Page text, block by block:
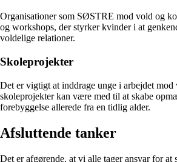
Organisationer som SØSTRE mod vold og
og workshops, der styrker kvinder i at
voldelige relationer.
Skoleprojekter
Det er vigtigt at inddrage unge i arbejdet
skoleprojekter kan være med til at skabe
forebyggelse allerede fra en tidlig alder.
Afsluttende tanker
Det er afgørende, at vi alle tager ansvar for at